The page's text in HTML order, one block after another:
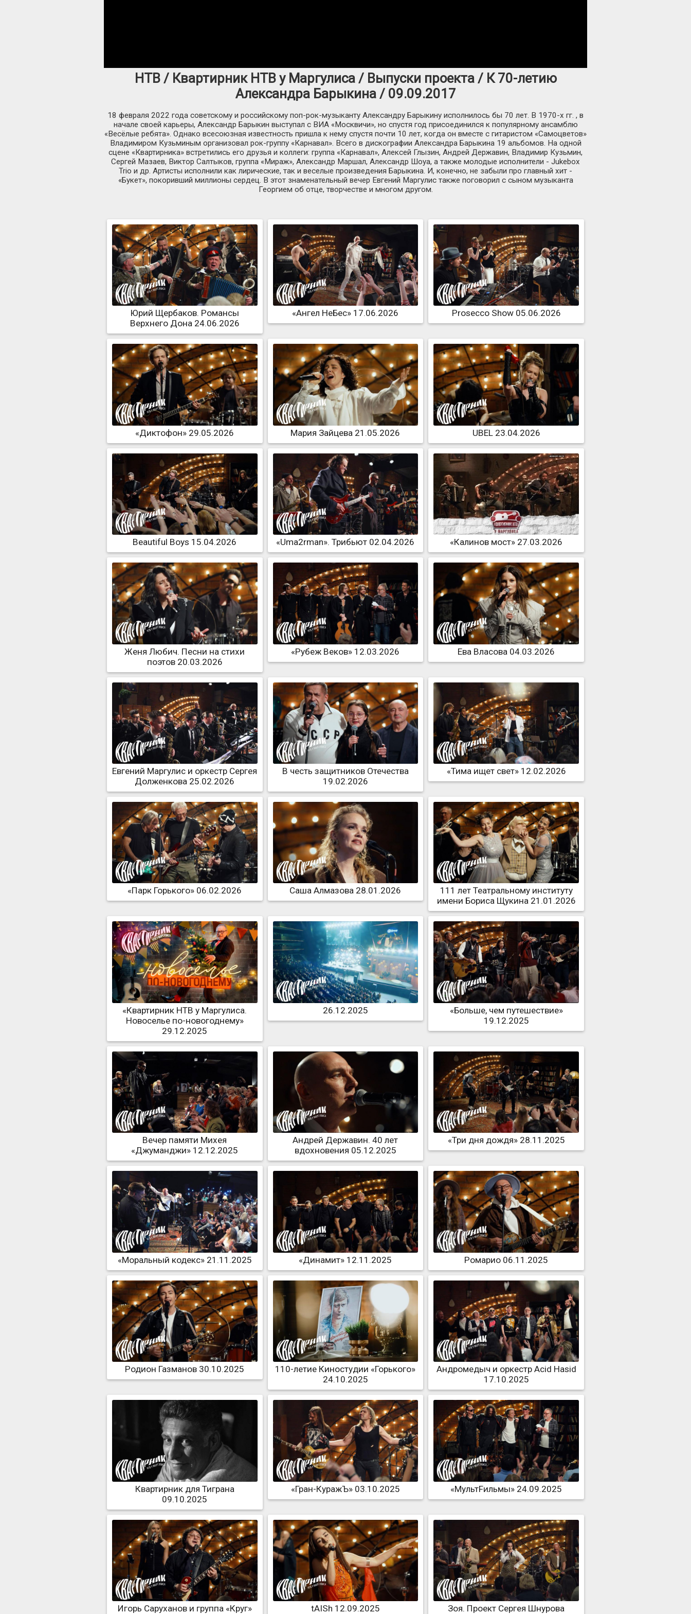
НТВ / Квартирник НТВ у Маргулиса / Выпуски проекта / К 70-летию
Александра Барыкина / 09.09.2017
18 февраля 2022 года советскому и российскому поп-рок-музыканту Александру Барыкину исполнилось бы 70 лет. В 1970-х гг. , в
начале своей карьеры, Александр Барыкин выступал с ВИА «Москвичи», но спустя год присоединился к популярному ансамблю
«Весёлые ребята». Однако всесоюзная известность пришла к нему спустя почти 10 лет, когда он вместе с гитаристом «Самоцветов»
Владимиром Кузьминым организовал рок-группу «Карнавал». Всего в дискографии Александра Барыкина 19 альбомов. На одной
сцене «Квартирника» встретились его друзья и коллеги: группа «Карнавал», Алексей Глызин, Андрей Державин, Владимир Кузьмин,
Сергей Мазаев, Виктор Салтыков, группа «Мираж», Александр Маршал, Александр Шоуа, а также молодые исполнители - Jukebox
Trio и др. Артисты исполнили как лирические, так и веселые произведения Барыкина. И, конечно, не забыли про главный хит -
«Букет», покоривший миллионы сердец. В этот знаменательный вечер Евгений Маргулис также поговорил с сыном музыканта
Георгием об отце, творчестве и многом другом.
Юрий Щербаков. Романсы
Верхнего Дона 24.06.2026
«Ангел НеБес» 17.06.2026 Prosecco Show 05.06.2026
«Диктофон» 29.05.2026 Мария Зайцева 21.05.2026 UBEL 23.04.2026
Beautiful Boys 15.04.2026 «Uma2rman». Трибьют 02.04.2026 «Калинов мост» 27.03.2026
Женя Любич. Песни на стихи
поэтов 20.03.2026
«Рубеж Веков» 12.03.2026 Ева Власова 04.03.2026
Евгений Маргулис и оркестр Сергея
Долженкова 25.02.2026
В честь защитников Отечества
19.02.2026
«Тима ищет свет» 12.02.2026
«Парк Горького» 06.02.2026 Саша Алмазова 28.01.2026
111 лет Театральному институту
имени Бориса Щукина 21.01.2026
«Квартирник НТВ у Маргулиса.
Новоселье по-новогоднему»
29.12.2025
26.12.2025
«Больше, чем путешествие»
19.12.2025
Вечер памяти Михея
«Джуманджи» 12.12.2025
Андрей Державин. 40 лет
вдохновения 05.12.2025
«Три дня дождя» 28.11.2025
«Моральный кодекс» 21.11.2025 «Динамит» 12.11.2025 Ромарио 06.11.2025
Родион Газманов 30.10.2025
110-летие Киностудии «Горького»
24.10.2025
Андромедыч и оркестр Acid Hasid
17.10.2025
Квартирник для Тиграна
09.10.2025
«Гран-КуражЪ» 03.10.2025 «МультFильмы» 24.09.2025
Игорь Саруханов и группа «Круг»
tAISh 12.09.2025
Зоя. Проект Сергея Шнурова